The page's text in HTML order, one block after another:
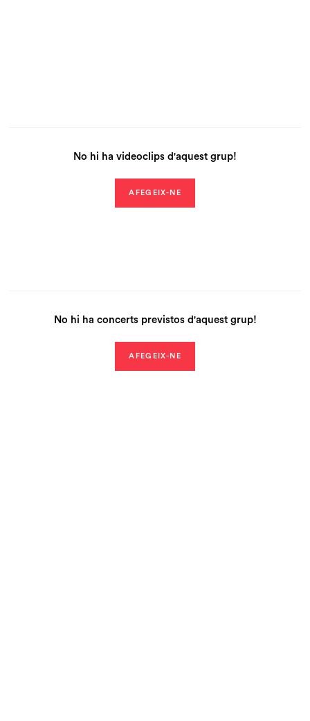
No hi ha videoclips d'aquest grup!
AFEGEIX-NE
No hi ha concerts previstos d'aquest grup!
AFEGEIX-NE